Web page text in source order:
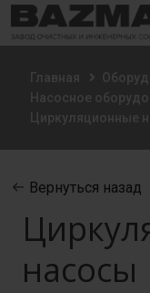
Главная
Насосное
Циркуляционные
Вернуться назад
насосы